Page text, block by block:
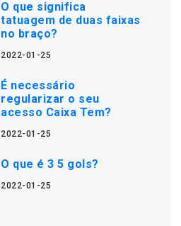
O que significa
tatuagem de duas faixas
no braço?
2022-01-25
É necessário
regularizar o seu
acesso Caixa Tem?
2022-01-25
O que é 3 5 gols?
2022-01-25